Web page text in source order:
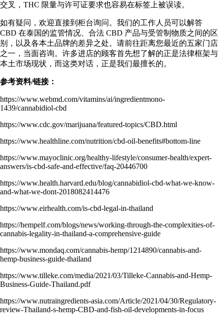
交叉，THC 限量与许可证要求也容易在标签上被误读。
如有疑问，欢迎直接到柜台询问。我们的工作人员可以解答
CBD 在泰国的监管情况、合法 CBD 产品与受管制物质之间的区
别，以及各本土品牌的差异之处。请前往距离您最近的五家门店
之一，当面咨询。许多进店的顾客首先想了解的正是法律框架与
本土市场现状，而这类对话，正是我们最擅长的。
参考资料/链接：
https://www.webmd.com/vitamins/ai/ingredientmono-
1439/cannabidiol-cbd
https://www.cdc.gov/marijuana/featured-topics/CBD.html
https://www.healthline.com/nutrition/cbd-oil-benefits#bottom-line
https://www.mayoclinic.org/healthy-lifestyle/consumer-health/expert-
answers/is-cbd-safe-and-effective/faq-20446700
https://www.health.harvard.edu/blog/cannabidiol-cbd-what-we-know-
and-what-we-dont-2018082414476
https://www.eirhealth.com/is-cbd-legal-in-thailand
https://hempelf.com/blogs/news/working-through-the-complexities-of-
cannabis-legality-in-thailand-a-comprehensive-guide
https://www.mondaq.com/cannabis-hemp/1214890/cannabis-and-
hemp-business-guide-thailand
https://www.tilleke.com/media/2021/03/Tilleke-Cannabis-and-Hemp-
Business-Guide-Thailand.pdf
https://www.nutraingredients-asia.com/Article/2021/04/30/Regulatory-
review-Thailand-s-hemp-CBD-and-fish-oil-developments-in-focus